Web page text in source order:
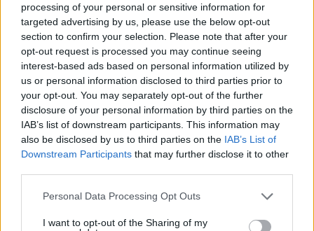
processing of your personal or sensitive information for
targeted advertising by us, please use the below opt-out
section to confirm your selection. Please note that after your
opt-out request is processed you may continue seeing
interest-based ads based on personal information utilized by
us or personal information disclosed to third parties prior to
your opt-out. You may separately opt-out of the further
disclosure of your personal information by third parties on the
IAB’s list of downstream participants. This information may
also be disclosed by us to third parties on the IAB’s List of
Downstream Participants that may further disclose it to other
Please note that this website/app uses one or more Google
not limited to your visit or usage behaviour. You may click to
Personal Data Processing Opt Outs
I want to opt-out of the Sharing of my
Η αποχώρηση Παπαδόπουλου από το Survivor και οι
αποκαλύψεις για Μάριο-Ελευθερία
Ο influencer του... έρωτα, ο άγνωστος «φίλος» του
ζαχαροπλάστη, η συγγνώμη του Τάκη και η μάχη για
τον χαλβά
24.02.2023, 02:12